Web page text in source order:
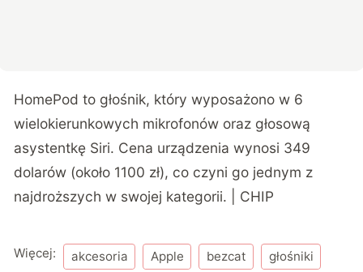
HomePod to głośnik, który wyposażono w 6
wielokierunkowych mikrofonów oraz głosową
asystentkę Siri. Cena urządzenia wynosi 349
dolarów (około 1100 zł), co czyni go jednym z
najdroższych w swojej kategorii. | CHIP
Więcej: akcesoria Apple bezcat głośniki